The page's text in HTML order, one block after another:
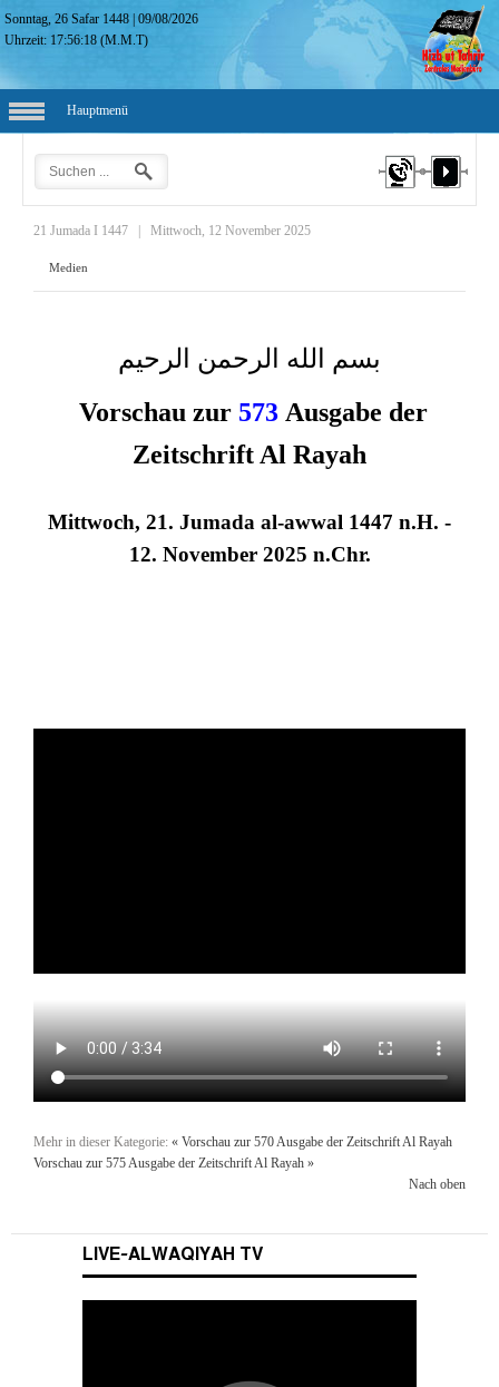
Sonntag, 26 Safar 1448 |09/08/2026
Uhrzeit: 17:56:19 (M.M.T)
Hauptmenü
21 Jumada I 1447 Mittwoch, 12 November 2025
Medien
بسم الله الرحمن الرحيم
Vorschau zur 573Ausgabe der
Zeitschrift Al Rayah
Mittwoch, 21. Jumada al-awwal 1447 n.H. -
12. November 2025 n.Chr.
Mehr in dieser Kategorie: « Vorschau zur 570 Ausgabe der Zeitschrift Al Rayah
Vorschau zur 575 Ausgabe der Zeitschrift Al Rayah »
Nach oben
LIVE-ALWAQIYAH TV